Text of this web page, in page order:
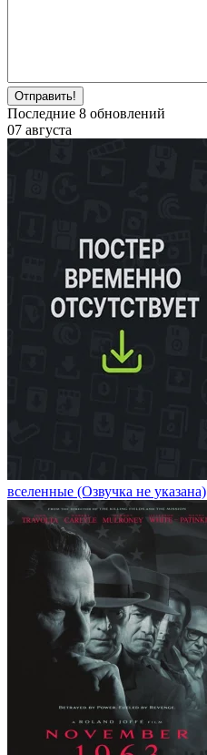
Отправить!
Последние 8 обновлений
07 августа
вселенные (Озвучка не указана)